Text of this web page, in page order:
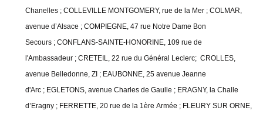
Chanelles ; COLLEVILLE MONTGOMERY, rue de la Mer ; COLMAR,
avenue d’Alsace ; COMPIEGNE, 47 rue Notre Dame Bon
Secours ; CONFLANS-SAINTE-HONORINE, 109 rue de
l'Ambassadeur ; CRETEIL, 22 rue du Général Leclerc; CROLLES,
avenue Belledonne, ZI ; EAUBONNE, 25 avenue Jeanne
d'Arc ; EGLETONS, avenue Charles de Gaulle ; ERAGNY, la Challe
d’Eragny ; FERRETTE, 20 rue de la 1ère Armée ; FLEURY SUR ORNE,